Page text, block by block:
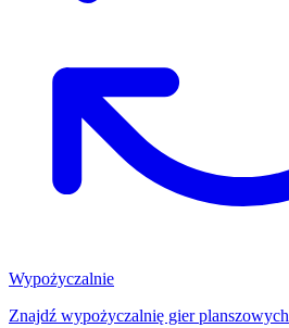
Wypożyczalnie
Znajdź wypożyczalnię gier planszowych